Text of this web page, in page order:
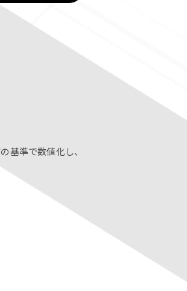
基準で数値化し、